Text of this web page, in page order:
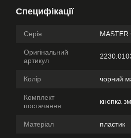
Специфікації
Серія MASTER
Оригінальний
артикул
Колір чорний
Комплект
постачання
кнопка
Матеріал пластик